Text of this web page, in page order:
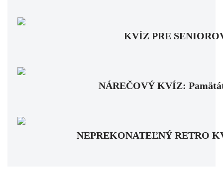
KVÍZ PRE
NÁREČOVÝ KVÍZ:
NEPREKONATEĽNÝ RETRO